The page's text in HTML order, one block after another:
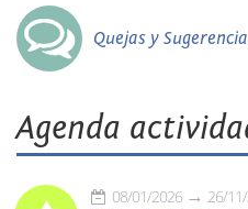
Quejas y
Agenda
08/01/2026 26/